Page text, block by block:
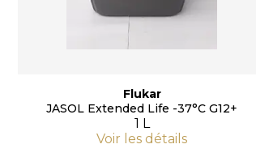
Flukar
JASOL Extended Life -37°C G12+
1 L
Voir les détails